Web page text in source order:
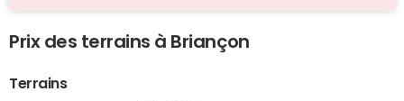
Prix des terrains à Briançon
Terrains